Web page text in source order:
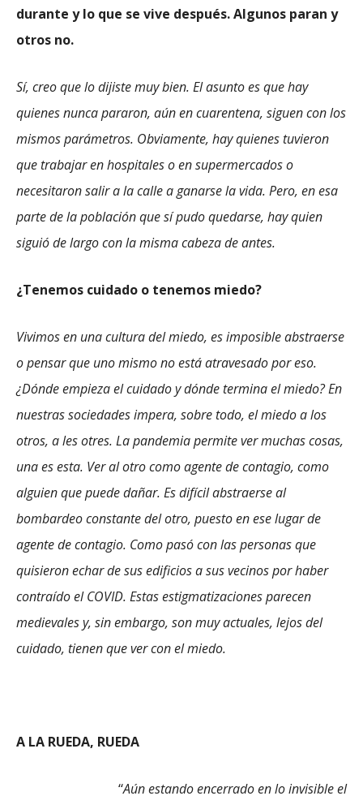
durante y lo que se vive después. Algunos paran y
otros no.
Sí, creo que lo dijiste muy bien. El asunto es que hay
quienes nunca pararon, aún en cuarentena, siguen con los
mismos parámetros. Obviamente, hay quienes tuvieron
que trabajar en hospitales o en supermercados o
necesitaron salir a la calle a ganarse la vida. Pero, en esa
parte de la población que sí pudo quedarse, hay quien
siguió de largo con la misma cabeza de antes.
¿Tenemos cuidado o tenemos miedo?
Vivimos en una cultura del miedo, es imposible abstraerse
o pensar que uno mismo no está atravesado por eso.
¿Dónde empieza el cuidado y dónde termina el miedo? En
nuestras sociedades impera, sobre todo, el miedo a los
otros, a les otres. La pandemia permite ver muchas cosas,
una es esta. Ver al otro como agente de contagio, como
alguien que puede dañar. Es difícil abstraerse al
bombardeo constante del otro, puesto en ese lugar de
agente de contagio. Como pasó con las personas que
quisieron echar de sus edificios a sus vecinos por haber
contraído el COVID. Estas estigmatizaciones parecen
medievales y, sin embargo, son muy actuales, lejos del
cuidado, tienen que ver con el miedo.
A LA RUEDA, RUEDA
“Aún estando encerrado en lo invisible el